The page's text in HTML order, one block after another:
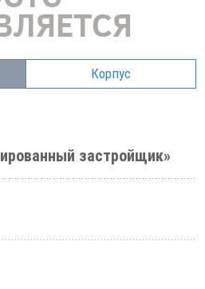
Корпус
застройщик»